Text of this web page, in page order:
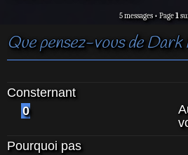
5 messages • Page1
Que pensez-vous de
Consternant
0
Pourquoi pas